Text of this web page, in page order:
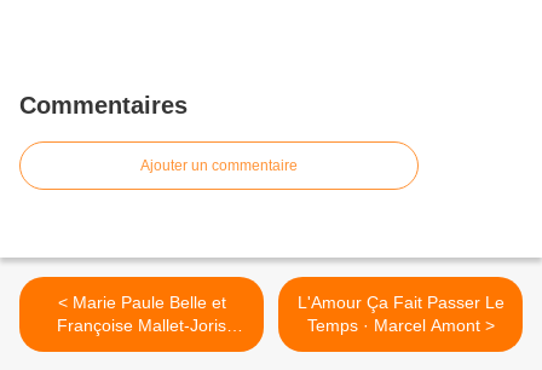
Commentaires
Ajouter un commentaire
< Marie Paule Belle et
Françoise Mallet-Joris
chantent "DIANE"
L'Amour Ça Fait Passer Le
Temps · Marcel Amont >